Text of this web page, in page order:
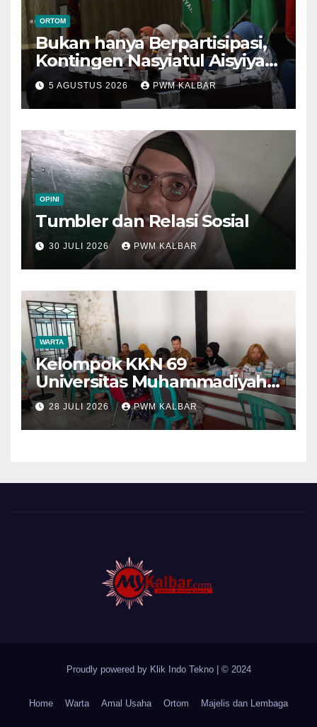
ORTOM
Bukan hanya Berpartisipasi,
Kontingen Nasyiatul Aisyiyah
Kalbar Perjuangkan Program
di Muktamar XV
5 AGUSTUS 2026 PWM KALBAR
OPINI
Tumbler dan Relasi Sosial
30 JULI 2026 PWM KALBAR
WARTA
Kelompok KKN 69
Universitas Muhammadiyah
Pontianak Dibagi Dua Tim,
Cat Bangunan dan Dampingi
Pelayanan Posyandu Lansia
28 JULI 2026 PWM KALBAR
Proudly powered by Klik Indo Tekno © 2024
Home Warta Amal Usaha Ortom Majelis dan Lembaga